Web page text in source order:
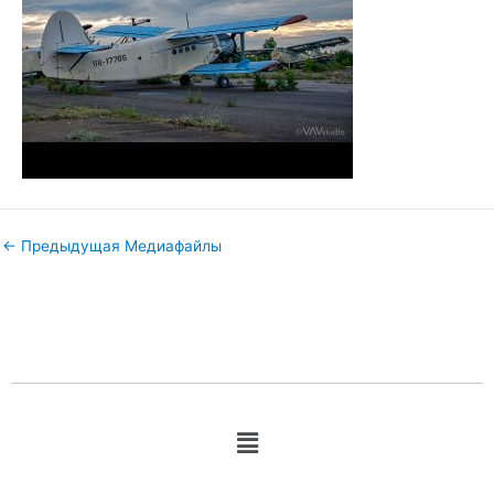
← Предыдущая Медиафайлы
Меню